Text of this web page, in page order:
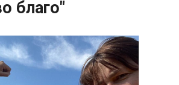
благо"